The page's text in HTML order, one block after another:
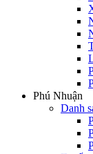
Phú Nhuận
Danh